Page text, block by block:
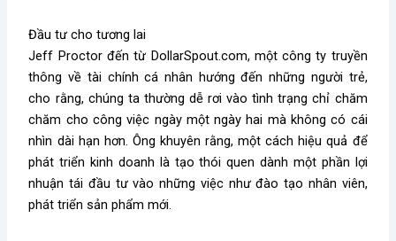
Đầu tư cho tương lai
Jeff Proctor đến từ DollarSpout.com, một công ty truyền
thông về tài chính cá nhân hướng đến những người trẻ,
cho rằng, chúng ta thường dễ rơi vào tình trạng chỉ chăm
chăm cho công việc ngày một ngày hai mà không có cái
nhìn dài hạn hơn. Ông khuyên rằng, một cách hiệu quả để
phát triển kinh doanh là tạo thói quen dành một phần lợi
nhuận tái đầu tư vào những việc như đào tạo nhân viên,
phát triển sản phẩm mới.